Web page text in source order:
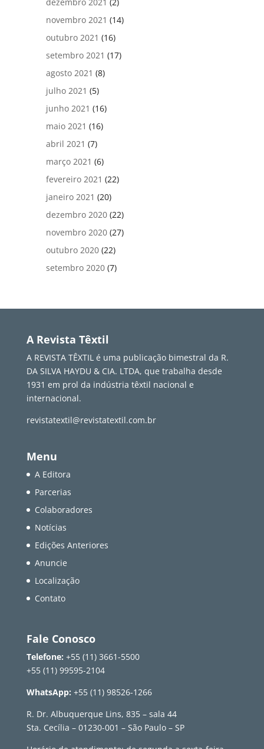
novembro 2021 (14)
outubro 2021 (16)
setembro 2021 (17)
agosto 2021 (8)
julho 2021 (5)
junho 2021 (16)
maio 2021 (16)
abril 2021 (7)
março 2021 (6)
fevereiro 2021 (22)
janeiro 2021 (20)
dezembro 2020 (22)
novembro 2020 (27)
outubro 2020 (22)
setembro 2020 (7)
A Revista Têxtil
A REVISTA TÊXTIL é uma publicação bimestral da R.
DA SILVA HAYDU & CIA. LTDA, que trabalha desde
1931 em prol da indústria têxtil nacional e
internacional.
revistatextil@revistatextil.com.br
Menu
A Editora
Parcerias
Colaboradores
Notícias
Edições Anteriores
Anuncie
Localização
Contato
Fale Conosco
Telefone: +55 (11) 3661-5500
+55 (11) 99595-2104
WhatsApp: +55 (11) 98526-1266
R. Dr. Albuquerque Lins, 835 – sala 44
Sta. Cecília – 01230-001 – São Paulo – SP